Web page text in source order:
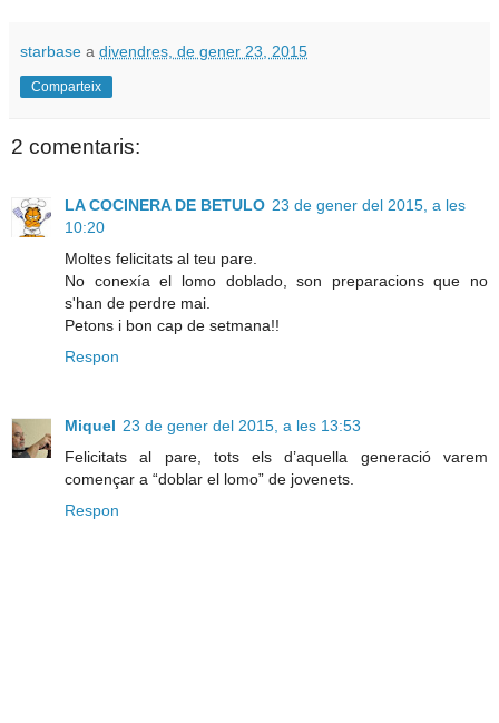
starbase a divendres, de gener 23, 2015
Comparteix
2 comentaris:
LA COCINERA DE BETULO 23 de gener del 2015, a les
10:20
Moltes felicitats al teu pare.
No conexía el lomo doblado, son preparacions que no
s'han de perdre mai.
Petons i bon cap de setmana!!
Respon
Miquel 23 de gener del 2015, a les 13:53
Felicitats al pare, tots els d’aquella generació varem
començar a “doblar el lomo” de jovenets.
Respon